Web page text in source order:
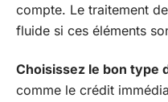
compte. Le traitement
fluide si ces éléments
Choisissez le bon type
comme le crédit